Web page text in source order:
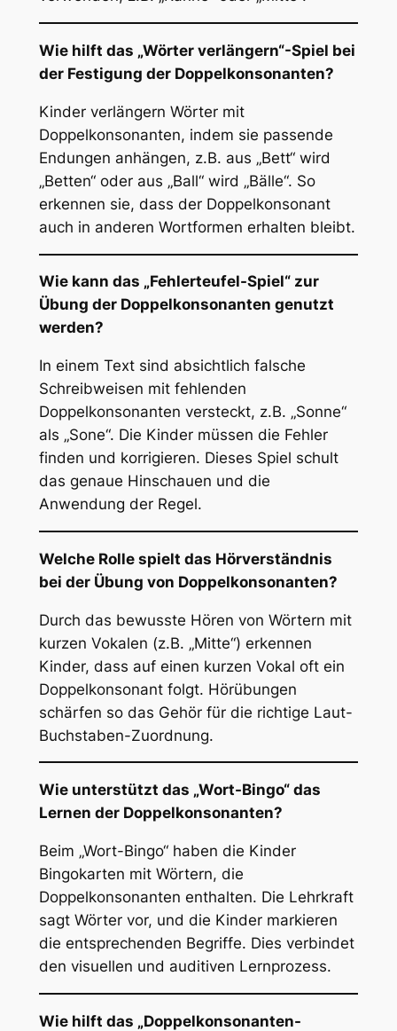
Wie hilft das „Wörter verlängern“-Spiel bei
der Festigung der Doppelkonsonanten?
Kinder verlängern Wörter mit
Doppelkonsonanten, indem sie passende
Endungen anhängen, z.B. aus „Bett“ wird
„Betten“ oder aus „Ball“ wird „Bälle“. So
erkennen sie, dass der Doppelkonsonant
auch in anderen Wortformen erhalten bleibt.
Wie kann das „Fehlerteufel-Spiel“ zur
Übung der Doppelkonsonanten genutzt
werden?
In einem Text sind absichtlich falsche
Schreibweisen mit fehlenden
Doppelkonsonanten versteckt, z.B. „Sonne“
als „Sone“. Die Kinder müssen die Fehler
finden und korrigieren. Dieses Spiel schult
das genaue Hinschauen und die
Anwendung der Regel.
Welche Rolle spielt das Hörverständnis
bei der Übung von Doppelkonsonanten?
Durch das bewusste Hören von Wörtern mit
kurzen Vokalen (z.B. „Mitte“) erkennen
Kinder, dass auf einen kurzen Vokal oft ein
Doppelkonsonant folgt. Hörübungen
schärfen so das Gehör für die richtige Laut-
Buchstaben-Zuordnung.
Wie unterstützt das „Wort-Bingo“ das
Lernen der Doppelkonsonanten?
Beim „Wort-Bingo“ haben die Kinder
Bingokarten mit Wörtern, die
Doppelkonsonanten enthalten. Die Lehrkraft
sagt Wörter vor, und die Kinder markieren
die entsprechenden Begriffe. Dies verbindet
den visuellen und auditiven Lernprozess.
Wie hilft das „Doppelkonsonanten-